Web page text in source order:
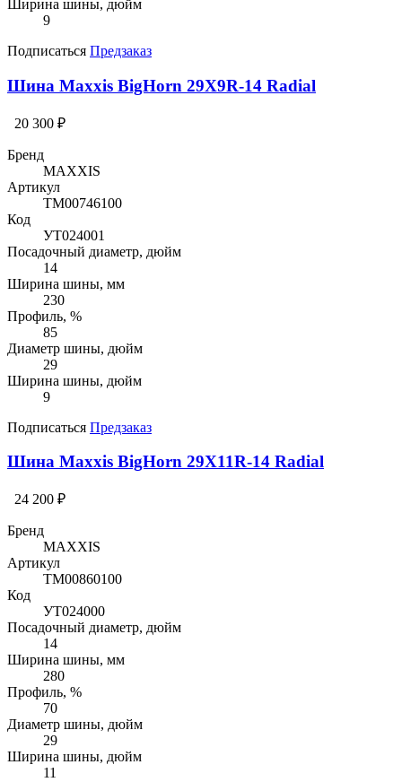
Ширина шины, дюйм
9
Подписаться Предзаказ
Шина Maxxis BigHorn 29X9R-14 Radial
20 300 ₽
Бренд
MAXXIS
Артикул
TM00746100
Код
УТ024001
Посадочный диаметр, дюйм
14
Ширина шины, мм
230
Профиль, %
85
Диаметр шины, дюйм
29
Ширина шины, дюйм
9
Подписаться Предзаказ
Шина Maxxis BigHorn 29X11R-14 Radial
24 200 ₽
Бренд
MAXXIS
Артикул
TM00860100
Код
УТ024000
Посадочный диаметр, дюйм
14
Ширина шины, мм
280
Профиль, %
70
Диаметр шины, дюйм
29
Ширина шины, дюйм
11